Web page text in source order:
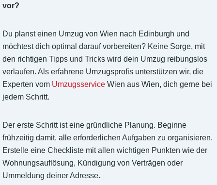
vor?
Du planst einen Umzug von Wien nach Edinburgh und
möchtest dich optimal darauf vorbereiten? Keine Sorge, mit
den richtigen Tipps und Tricks wird dein Umzug reibungslos
verlaufen. Als erfahrene Umzugsprofis unterstützen wir, die
Experten vom Umzugsservice Wien aus Wien, dich gerne bei
jedem Schritt.
Der erste Schritt ist eine gründliche Planung. Beginne
frühzeitig damit, alle erforderlichen Aufgaben zu organisieren.
Erstelle eine Checkliste mit allen wichtigen Punkten wie der
Wohnungsauflösung, Kündigung von Verträgen oder
Ummeldung deiner Adresse.